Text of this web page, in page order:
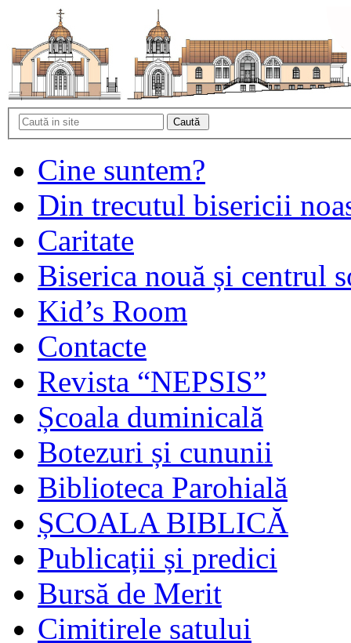
Cine suntem?
Din trecutul bisericii
Caritate
Biserica nouă și centrul
Kid’s Room
Contacte
Revista “NEPSIS”
Școala duminicală
Botezuri și cununii
Biblioteca Parohială
ȘCOALA BIBLICĂ
Publicații și predici
Bursă de Merit
Cimitirele satului